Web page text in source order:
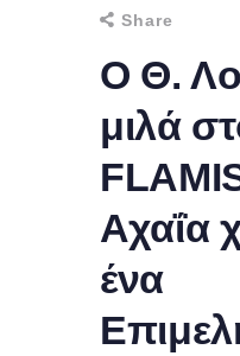
Share
Ο Θ.
μιλά
Αχαΐα
ένα